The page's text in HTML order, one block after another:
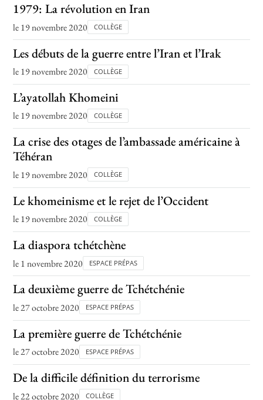
1979: La révolution en Iran
le 19 novembre 2020 COLLÈGE
Les débuts de la guerre entre l’Iran et l’Irak
le 19 novembre 2020 COLLÈGE
L’ayatollah Khomeini
le 19 novembre 2020 COLLÈGE
La crise des otages de l’ambassade américaine à
Téhéran
le 19 novembre 2020 COLLÈGE
Le khomeinisme et le rejet de l’Occident
le 19 novembre 2020 COLLÈGE
La diaspora tchétchène
le 1 novembre 2020 ESPACE PRÉPAS
La deuxième guerre de Tchétchénie
le 27 octobre 2020 ESPACE PRÉPAS
La première guerre de Tchétchénie
le 27 octobre 2020 ESPACE PRÉPAS
De la difficile définition du terrorisme
le 22 octobre 2020 COLLÈGE